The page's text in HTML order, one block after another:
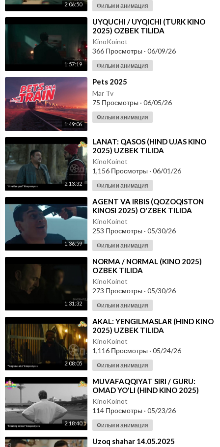
2:06:50 Фильм и анимация
1:57:19
⁣UYQUCHI / UYQICHI (TURK KINO
2025) OZBEK TILIDA
KinoKoinot
366 Просмотры · 06/09/26
Фильм и анимация
1:49:06
⁣Pets 2025
Mar Tv
75 Просмотры · 06/05/26
Фильм и анимация
2:13:32
⁣LANAT: QASOS (HIND UJAS KINO
2025) UZBEK TILIDA
KinoKoinot
1,156 Просмотры · 06/01/26
Фильм и анимация
1:36:59
⁣AGENT VA IRBIS (QOZOQISTON
KINOSI 2025) O'ZBEK TILIDA
KinoKoinot
253 Просмотры · 05/30/26
Фильм и анимация
1:31:32
⁣NORMA / NORMAL (KINO 2025)
OZBEK TILIDA
KinoKoinot
273 Просмотры · 05/30/26
Фильм и анимация
2:08:05
⁣AKAL: YENGILMASLAR (HIND KINO
2025) UZBEK TILIDA
KinoKoinot
1,116 Просмотры · 05/24/26
Фильм и анимация
2:18:40
⁣MUVAFAQQIYAT SIRI / GURU:
OMAD YO'LI (HIND KINO 2025)
UZBEK TILIDA
KinoKoinot
114 Просмотры · 05/23/26
Фильм и анимация
⁣Uzoq shahar 14.05.2025